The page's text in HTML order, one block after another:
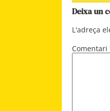
Deixa un
L'adreça
Comentari